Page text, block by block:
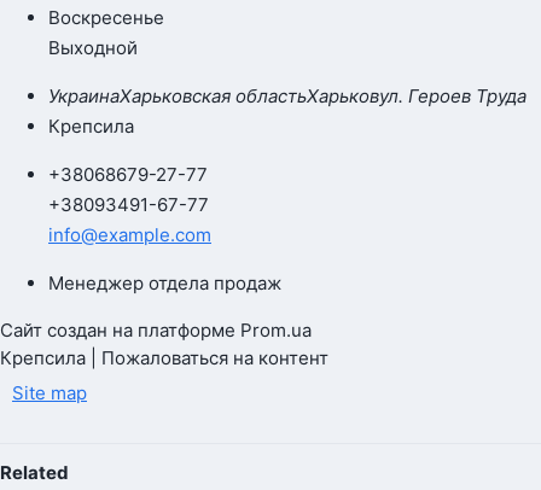
Воскресенье
Выходной
УкраинаХарьковская областьХарьковул. Героев Труда
Крепсила
+38068679-27-77
+38093491-67-77
info@example.com
Менеджер отдела продаж
Сайт создан на платформе Prom.ua
Крепсила | Пожаловаться на контент
Site map
Related